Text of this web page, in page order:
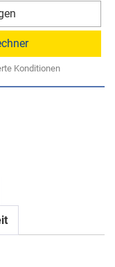
Konditionen